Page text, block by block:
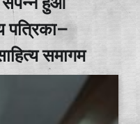
पत्रिका–
समागम